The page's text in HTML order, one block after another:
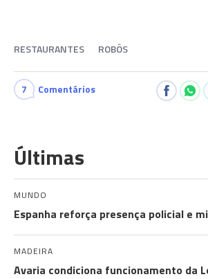
RESTAURANTES ROBÔS
7 Comentários
Últimas
MUNDO
Espanha reforça presença policial e
MADEIRA
Avaria condiciona funcionamento da